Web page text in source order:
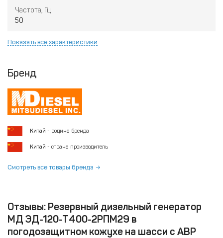
Частота, Гц
50
Показать все характеристики
Бренд
Китай - родина бренда
Китай - страна производитель
Смотреть все товары бренда
Отзывы: Резервный дизельный генератор
МД ЭД-120-Т400-2РПМ29 в
погодозащитном кожухе на шасси с АВР